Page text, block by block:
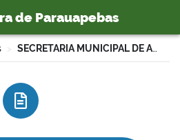
de Parauapebas
> SECRETARIA MUNICIPAL DE ADMINISTRAÇÃO – SEMAD